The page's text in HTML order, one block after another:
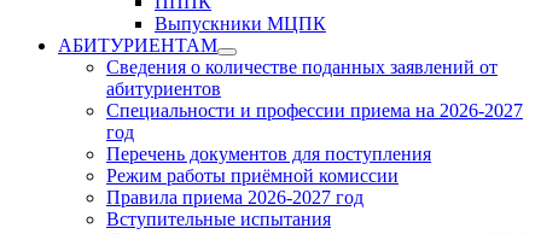
Выпускники МЦПК
АБИТУРИЕНТАМ
Show
sub
Сведения о количестве поданных заявлений от
абитуриентов
Специальности и профессии приема на 2026-2027
год
Перечень документов для поступления
Режим работы приёмной комиссии
Правила приема 2026-2027 год
Вступительные испытания